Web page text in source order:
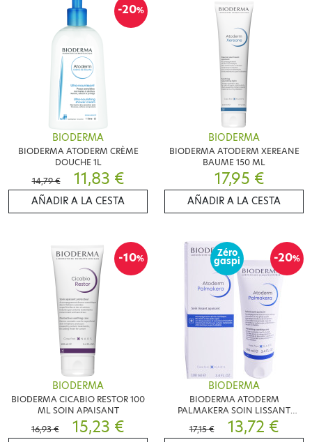
-20%
BIODERMA
BIODERMA ATODERM CRÈME
DOUCHE 1L
14,79 €
11,83 €
AÑADIR A LA CESTA
BIODERMA
BIODERMA ATODERM XEREANE
BAUME 150 ML
17,95 €
AÑADIR A LA CESTA
-10%
BIODERMA
BIODERMA CICABIO RESTOR 100
ML SOIN APAISANT
16,93 €
15,23 €
-20%
Zéro
gaspi
BIODERMA
BIODERMA ATODERM
PALMAKERA SOIN LISSANT
APAISANT 100ML
17,15 € 13,72 €